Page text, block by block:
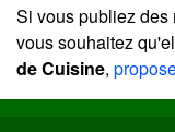
Si vous publiez des
vous souhaitez
de Cuisine,